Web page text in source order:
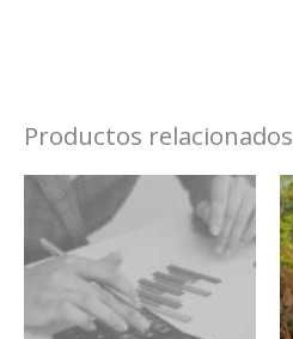
Productos relacionados